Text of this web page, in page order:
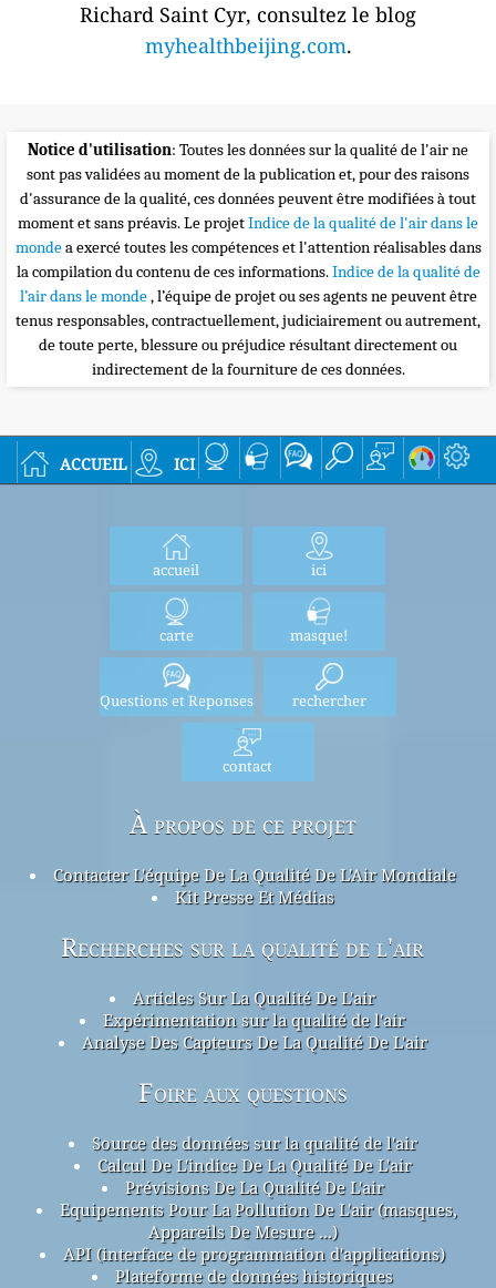
Richard Saint Cyr, consultez le blog
myhealthbeijing.com.
Notice d'utilisation: Toutes les données sur la qualité de l'air ne
sont pas validées au moment de la publication et, pour des raisons
d'assurance de la qualité, ces données peuvent être modifiées à tout
moment et sans préavis. Le projetIndice de la qualité de l'air dans le
mondea exercé toutes les compétences et l'attention réalisables dans
la compilation du contenu de ces informations.Indice de la qualité de
l’air dans le monde, l’équipe de projet ou ses agents ne peuvent être
tenus responsables, contractuellement, judiciairement ou autrement,
de toute perte, blessure ou préjudice résultant directement ou
indirectement de la fourniture de ces données.
accueil ici
accueil ici
carte masque!
Questions et Reponses rechercher
contact
À propos de ce projet
Contacter L'équipe De La Qualité De L'Air Mondiale
Kit Presse Et Médias
Recherches sur la qualité de l'air
Articles Sur La Qualité De L'air
Expérimentation sur la qualité de l'air
Analyse Des Capteurs De La Qualité De L'air
Foire aux questions
Source des données sur la qualité de l'air
Calcul De L'indice De La Qualité De L'air
Prévisions De La Qualité De L'air
Equipements Pour La Pollution De L'air (masques,
Appareils De Mesure ...)
API (interface de programmation d'applications)
Plateforme de données historiques